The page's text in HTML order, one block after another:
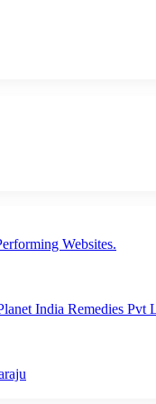
Websites.
India Remedies Pvt